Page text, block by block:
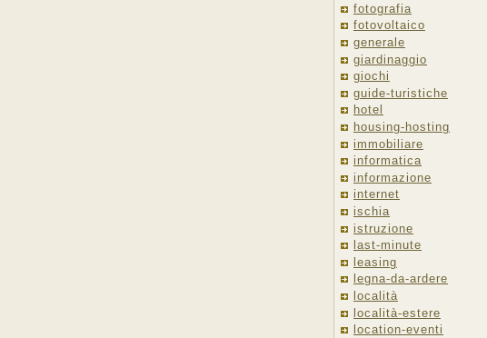
fotografia
fotovoltaico
generale
giardinaggio
giochi
guide-turistiche
hotel
housing-hosting
immobiliare
informatica
informazione
internet
ischia
istruzione
last-minute
leasing
legna-da-ardere
località
località-estere
location-eventi